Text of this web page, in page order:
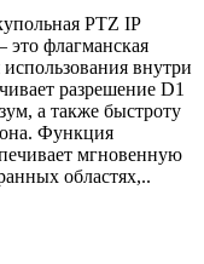
PTZ IP
флагманская
внутри
разрешение D1
а также быстроту
Функция
мгновенную
областях,..